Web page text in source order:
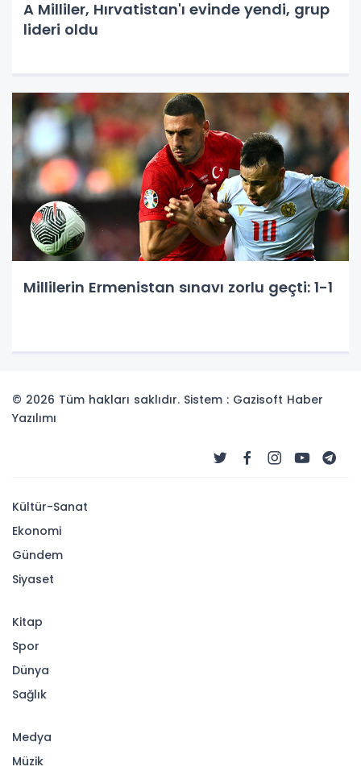
A Milliler, Hırvatistan'ı evinde yendi, grup
lideri oldu
Millilerin Ermenistan sınavı zorlu geçti: 1-1
© 2026 Tüm hakları saklıdır. Sistem : Gazisoft Haber
Yazılımı
Kültür-Sanat
Ekonomi
Gündem
Siyaset
Kitap
Spor
Dünya
Sağlık
Medya
Müzik